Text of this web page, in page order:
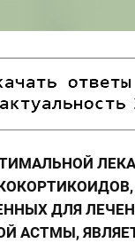
ДЛЯ
АСТМЫ,